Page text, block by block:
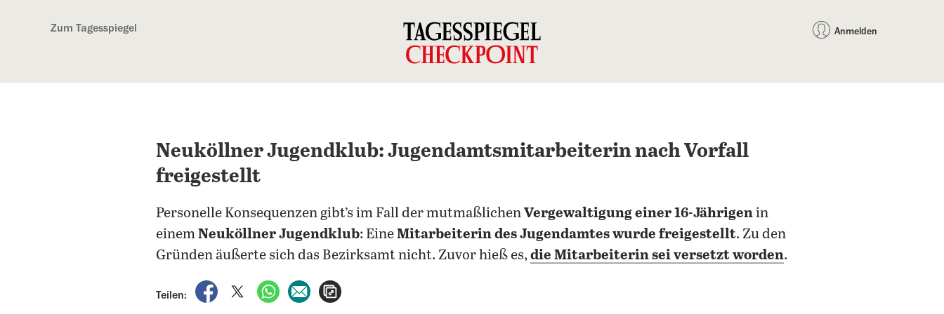
Zum Tagesspiegel Anmelden
Neuköllner Jugendklub: Jugendamtsmitarbeiterin nach Vorfall
freigestellt
Personelle Konsequenzen gibt’s im Fall der mutmaßlichenVergewaltigung einer 16-Jährigenin
einemNeuköllner Jugendklub: EineMitarbeiterin des Jugendamtes wurde freigestellt. Zu den
Gründen äußerte sich das Bezirksamt nicht. Zuvor hieß es,die Mitarbeiterin sei versetzt worden.
Teilen:
auf Facebook teilen
auf X teilenper WhatsApp teilen
per E-Mail teilen